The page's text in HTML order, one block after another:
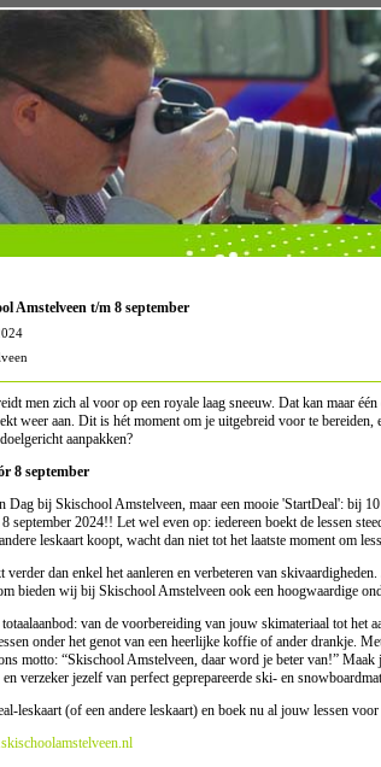
Amstelveen t/m 8 september
men zich al voor op een royale laag sneeuw. Dat kan maar
weer aan. Dit is hét moment om je uitgebreid voor te
aanpakken?
8 september
Dag bij Skischool Amstelveen, maar een mooie 'StartDeal': bij
september 2024!! Let wel even op: iedereen boekt de lessen
leskaart koopt, wacht dan niet tot het laatste moment om
verder dan enkel het aanleren en verbeteren van
bieden wij bij Skischool Amstelveen ook een hoogwaardige
van de voorbereiding van jouw skimateriaal tot het
onder het genot van een heerlijke koffie of ander drankje.
motto: “Skischool Amstelveen, daar word je beter van!”
verzeker jezelf van perfect geprepareerde ski- en
leskaart (of een andere leskaart) en boek nu al jouw lessen voor